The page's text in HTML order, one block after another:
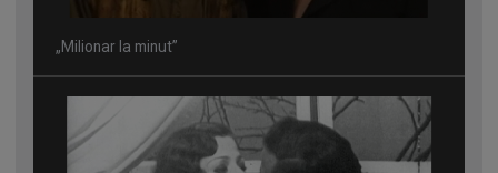
„Milionar la minut”